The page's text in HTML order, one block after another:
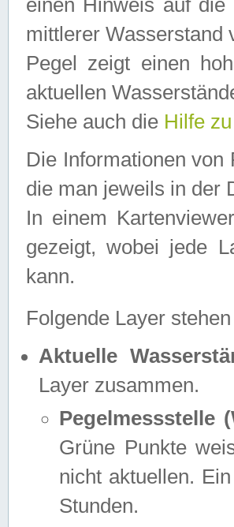
einen Hinweis auf
mittlerer Wasserstand
Pegel zeigt einen
aktuellen
Siehe auch die Hilfe
Die Informationen
die man jeweils in der
In einem
gezeigt, wobei jede
kann.
Folgende Layer
Aktuelle
Layer zusammen.
Pegelmessstelle
Grüne Punkte
nicht aktuellen.
Stunden.